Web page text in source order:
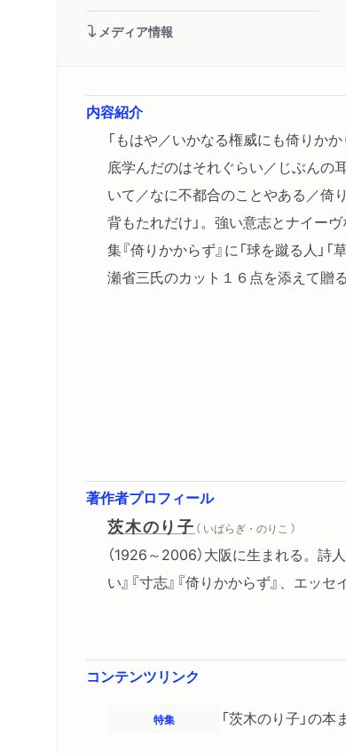
メディア情報
内容紹介
「もはや／いかなる権威にも倚りか
底学んだのはそれぐらい／じぶんの
いて／なに不都合のことやある／倚
背もたれだけ」。強い意志とナイー
集『倚りかからず』に「球を蹴る人」
瀬省三氏のカット１６点を添えて贈
著作者プロフィール
茨木のり子 （ いばらぎ・のりこ ）
（1926～2006）大阪に生まれる。詩
い』『寸志』『倚りかからず』、エッ
コンテンツリンク
特集 「茨木のり子」の